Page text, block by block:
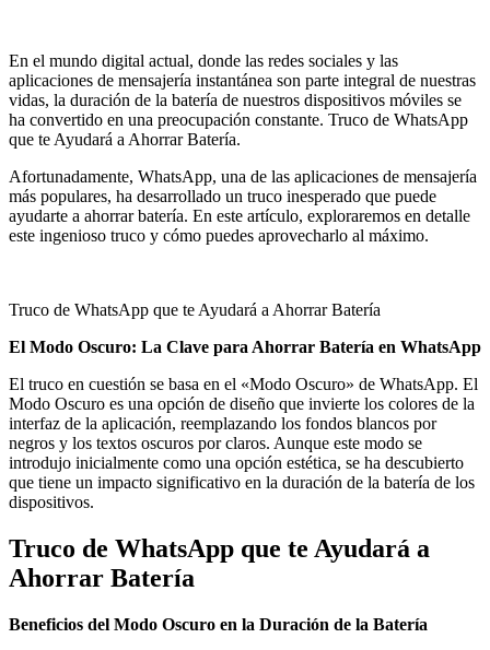
En el mundo digital actual, donde las redes sociales y las
aplicaciones de mensajería instantánea son parte integral de nuestras
vidas, la duración de la batería de nuestros dispositivos móviles se
ha convertido en una preocupación constante. Truco de WhatsApp
que te Ayudará a Ahorrar Batería.
Afortunadamente, WhatsApp, una de las aplicaciones de mensajería
más populares, ha desarrollado un truco inesperado que puede
ayudarte a ahorrar batería. En este artículo, exploraremos en detalle
este ingenioso truco y cómo puedes aprovecharlo al máximo.
Truco de WhatsApp que te Ayudará a Ahorrar Batería
El Modo Oscuro: La Clave para Ahorrar Batería en WhatsApp
El truco en cuestión se basa en el «Modo Oscuro» de WhatsApp. El
Modo Oscuro es una opción de diseño que invierte los colores de la
interfaz de la aplicación, reemplazando los fondos blancos por
negros y los textos oscuros por claros. Aunque este modo se
introdujo inicialmente como una opción estética, se ha descubierto
que tiene un impacto significativo en la duración de la batería de los
dispositivos.
Truco de WhatsApp que te Ayudará a
Ahorrar Batería
Beneficios del Modo Oscuro en la Duración de la Batería